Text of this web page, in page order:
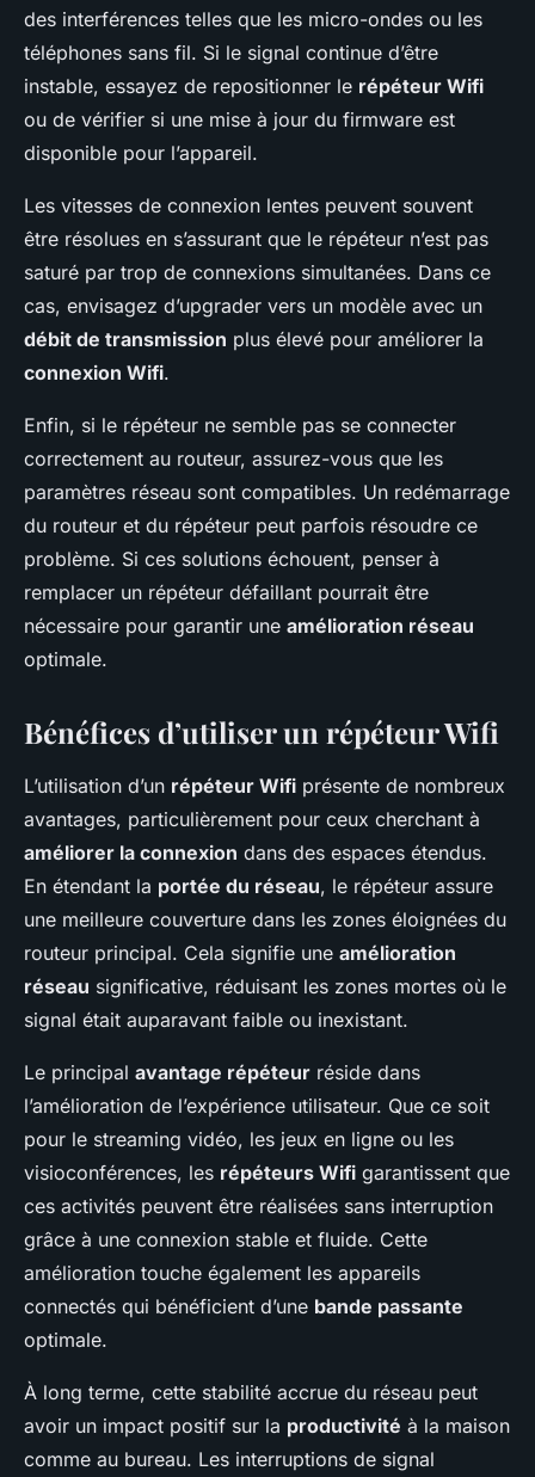
des interférences telles que les micro-ondes ou les
téléphones sans fil. Si le signal continue d’être
instable, essayez de repositionner le répéteur Wifi
ou de vérifier si une mise à jour du firmware est
disponible pour l’appareil.
Les vitesses de connexion lentes peuvent souvent
être résolues en s’assurant que le répéteur n’est pas
saturé par trop de connexions simultanées. Dans ce
cas, envisagez d’upgrader vers un modèle avec un
débit de transmission plus élevé pour améliorer la
connexion Wifi.
Enfin, si le répéteur ne semble pas se connecter
correctement au routeur, assurez-vous que les
paramètres réseau sont compatibles. Un redémarrage
du routeur et du répéteur peut parfois résoudre ce
problème. Si ces solutions échouent, penser à
remplacer un répéteur défaillant pourrait être
nécessaire pour garantir une amélioration réseau
optimale.
Bénéfices d’utiliser un répéteur Wifi
L’utilisation d’un répéteur Wifi présente de nombreux
avantages, particulièrement pour ceux cherchant à
améliorer la connexion dans des espaces étendus.
En étendant la portée du réseau, le répéteur assure
une meilleure couverture dans les zones éloignées du
routeur principal. Cela signifie une amélioration
réseau significative, réduisant les zones mortes où le
signal était auparavant faible ou inexistant.
Le principal avantage répéteur réside dans
l’amélioration de l’expérience utilisateur. Que ce soit
pour le streaming vidéo, les jeux en ligne ou les
visioconférences, les répéteurs Wifi garantissent que
ces activités peuvent être réalisées sans interruption
grâce à une connexion stable et fluide. Cette
amélioration touche également les appareils
connectés qui bénéficient d’une bande passante
optimale.
À long terme, cette stabilité accrue du réseau peut
avoir un impact positif sur la productivité à la maison
comme au bureau. Les interruptions de signal